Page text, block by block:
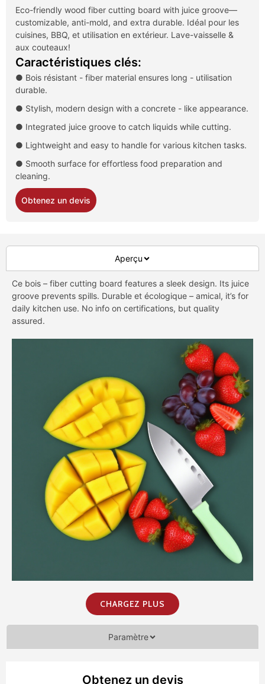
Eco-friendly wood fiber cutting board with juice groove—
customizable, anti-mold, and extra durable. Idéal pour les
cuisines, BBQ, et utilisation en extérieur. Lave-vaisselle &
aux couteaux!
Caractéristiques clés:
● Bois résistant - fiber material ensures long - utilisation
durable.
● Stylish, modern design with a concrete - like appearance.
● Integrated juice groove to catch liquids while cutting.
● Lightweight and easy to handle for various kitchen tasks.
● Smooth surface for effortless food preparation and
cleaning.
Obtenez un devis
Aperçu
Paramètre
Ce bois – fiber cutting board features a sleek design. Its juice
groove prevents spills. Durable et écologique – amical, it’s for
daily kitchen use. No info on certifications, but quality
assured.
CHARGEZ PLUS
Obtenez un devis